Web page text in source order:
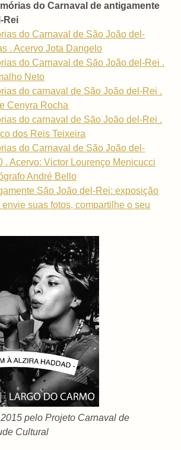
do Carnaval de antigamente
Rei
do Carnaval de São João del-
. Acervo Jota Dangelo
do Carnaval de São João del-Rei .
Neto
do carnaval de São João del-Rei .
Cenyra Rocha
do carnaval de São João del-Rei .
dos Reis Teixeira
do Carnaval de São João del-
. Acervo: Victor Lourenço Menicucci
André Bello
São João del-Rei: exposição
suas fotos, compartilhe o seu
pelo Projeto Carnaval de
Cultural